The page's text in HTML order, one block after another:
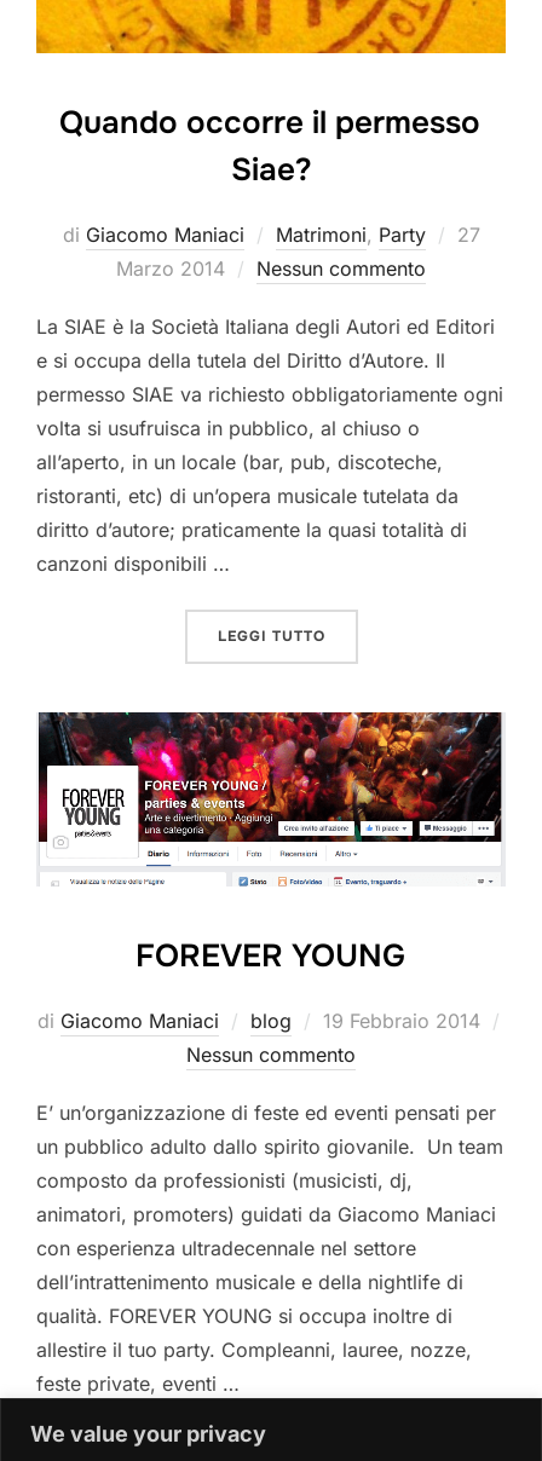
We value your privacy
Quando occorre il permesso
Siae?
di Giacomo Maniaci Matrimoni, Party
27
Marzo 2014
Nessun commento
La SIAE è la Società Italiana degli Autori ed Editori
e si occupa della tutela del Diritto d’Autore. Il
permesso SIAE va richiesto obbligatoriamente ogni
volta si usufruisca in pubblico, al chiuso o
all’aperto, in un locale (bar, pub, discoteche,
ristoranti, etc) di un’opera musicale tutelata da
diritto d’autore; praticamente la quasi totalità di
canzoni disponibili …
LEGGI TUTTO“QUANDO OCCORRE IL
FOREVER YOUNG
di Giacomo Maniaci blog
Pubblicato
il
19 Febbraio 2014
Nessun commento
E’ un’organizzazione di feste ed eventi pensati per
un pubblico adulto dallo spirito giovanile. Un team
composto da professionisti (musicisti, dj,
animatori, promoters) guidati da Giacomo Maniaci
con esperienza ultradecennale nel settore
dell’intrattenimento musicale e della nightlife di
qualità. FOREVER YOUNG si occupa inoltre di
allestire il tuo party. Compleanni, lauree, nozze,
feste private, eventi …